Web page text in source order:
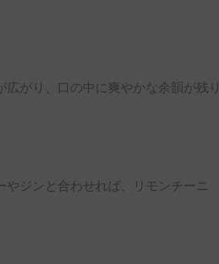
がり、口の中に爽やかな余韻が残り
ジンと合わせれば、リモンチーニ